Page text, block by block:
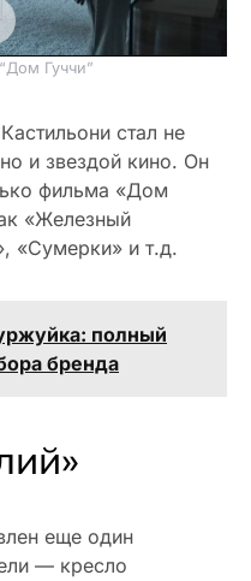
Гуччи”
стал не
и звездой кино. Он
фильма «Дом
«Железный
«Сумерки» и т.д.
полный
бренда
еще один
— кресло